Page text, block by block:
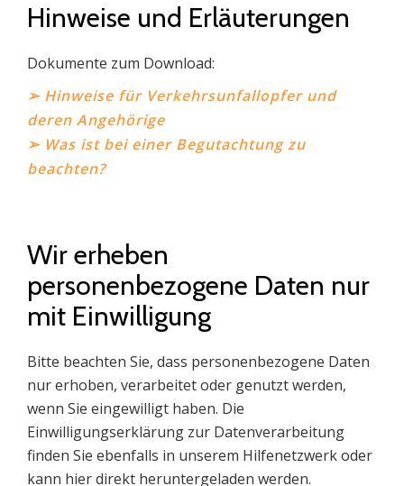
Hinweise und Erläuterungen
Dokumente zum Download:
➢ Hinweise für Verkehrs­unfall­opfer und
deren Angehörige
➢ Was ist bei einer Begutachtung zu
beachten?
Wir erheben
personenbezogene Daten nur
mit Einwilligung
Bitte beachten Sie, dass personenbezogene Daten
nur erhoben, verarbeitet oder genutzt werden,
wenn Sie eingewilligt haben. Die
Einwilligungserklärung zur Datenverarbeitung
finden Sie ebenfalls in unserem Hilfenetzwerk oder
kann hier direkt heruntergeladen werden.